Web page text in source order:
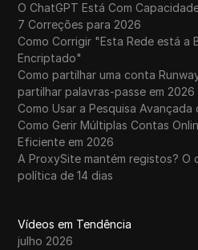
O ChatGPT Está Com
7 Correções para 2026
Como Corrigir "Esta Rede está a
Encriptado"
Como partilhar uma conta
partilhar palavras-passe em 2026
Como Usar a Pesquisa
Como Gerir Múltiplas Contas
Eficiente em 2026
A ProxySite mantém registos? O
política de 14 dias
Vídeos em Tendência
julho 2026